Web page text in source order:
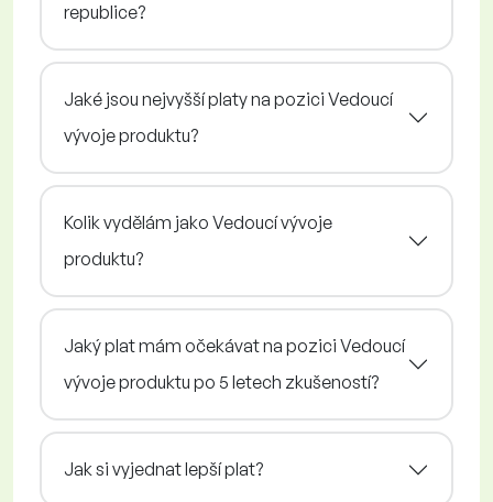
republice?
Jaké jsou nejvyšší platy na pozici Vedoucí
vývoje produktu?
Kolik vydělám jako Vedoucí vývoje
produktu?
Jaký plat mám očekávat na pozici Vedoucí
vývoje produktu po 5 letech zkušeností?
Jak si vyjednat lepší plat?